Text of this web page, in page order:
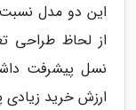
این دو مدل نسبت
از لحاظ طراحی
ارزش خرید زیادی